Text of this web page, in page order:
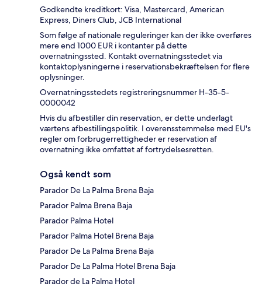
Godkendte kreditkort: Visa, Mastercard, American
Express, Diners Club, JCB International
Som følge af nationale reguleringer kan der ikke overføres
mere end 1000 EUR i kontanter på dette
overnatningssted. Kontakt overnatningsstedet via
kontaktoplysningerne i reservationsbekræftelsen for flere
oplysninger.
Overnatningsstedets registreringsnummer H-35-5-
0000042
Hvis du afbestiller din reservation, er dette underlagt
værtens afbestillingspolitik. I overensstemmelse med EU's
regler om forbrugerrettigheder er reservation af
overnatning ikke omfattet af fortrydelsesretten.
Også kendt som
Parador De La Palma Brena Baja
Parador Palma Brena Baja
Parador Palma Hotel
Parador Palma Hotel Brena Baja
Parador De La Palma Brena Baja
Parador De La Palma Hotel Brena Baja
Parador de La Palma Hotel